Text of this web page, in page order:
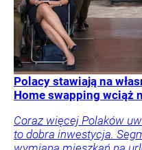
Polacy stawiają na
Home swapping wciąż
Coraz więcej Polaków
to dobra inwestycja.